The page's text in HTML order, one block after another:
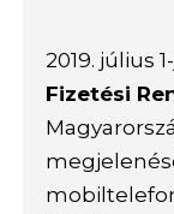
2019. július
Fizetési